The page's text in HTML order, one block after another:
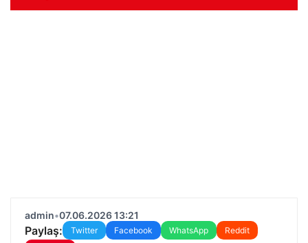
admin•07.06.2026 13:21
Paylaş: Twitter Facebook WhatsApp
Reddit